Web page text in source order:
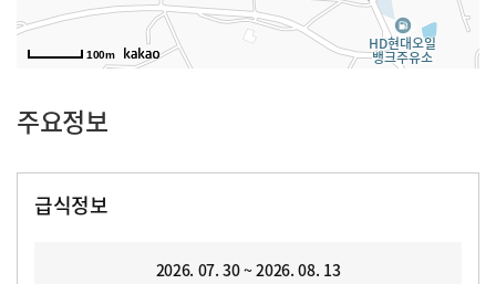
100m
주요정보
급식정보
2026. 07. 30 ~ 2026. 08. 13